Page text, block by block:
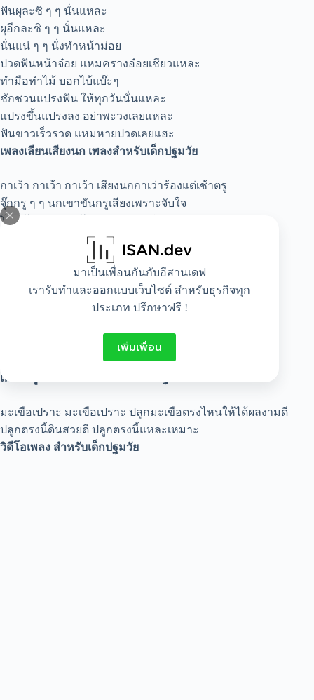
มาเป็นเพื่อนกันกับอีสานเดฟ
เรารับทำและออกแบบเว็บไซต์ สำหรับธุรกิจทุก
ประเภท ปรึกษาฟรี !
เพิ่มเพื่อน
ฟันผุละซิ ๆ ๆ นั่นแหละ
ผุอีกละซิ ๆ ๆ นั่นแหละ
นั่นแน่ ๆ ๆ นั่งทำหน้าม่อย
ปวดฟันหน้าจ๋อย แหมครางอ๋อยเชียวแหละ
ทำมือทำไม้ บอกไบ้แบ๊ะๆ
ชักชวนแปรงฟัน ให้ทุกวันนั่นแหละ
แปรงขึ้นแปรงลง อย่าพะวงเลยแหละ
ฟันขาวเร็วรวด แหมหายปวดเลยแฮะ
เพลงเลียนเสียงนก เพลงสำหรับเด็กปฐมวัย
กาเว้า กาเว้า กาเว้า เสียงนกกาเว่าร้องแต่เช้าตรู
จุ๊กกรู ๆ ๆ นกเขาขันกรูเสียงเพราะจับใจ
โฮก โปก ๆ ๆ นกโพระดกร้องอยู่ไม่ไกล
นกกาบินมาแต่ไกล ส่งเสียงใส กา กา
เพลงนับ เพลงสำหรับเด็กปฐมวัย
เอามือทั้งสองแล้วกางออกไป (ซ้ำ)
ก้มหัวไว้ขาตึงหน้าตรง (ซ้ำ)
เพลงปลูกมะเขือ เพลงสำหรับเด็กปฐมวัย
มะเขือเปราะ มะเขือเปราะ ปลูกมะเขือตรงไหนให้ได้ผลงามดี
ปลูกตรงนี้ดินสวยดี ปลูกตรงนี้แหละเหมาะ
วิดีโอเพลง สำหรับเด็กปฐมวัย